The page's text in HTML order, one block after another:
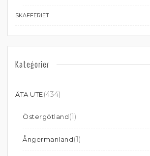
SKAFFERIET
Kategorier
ÄTA UTE(434)
Östergötland(1)
Ångermanland(1)